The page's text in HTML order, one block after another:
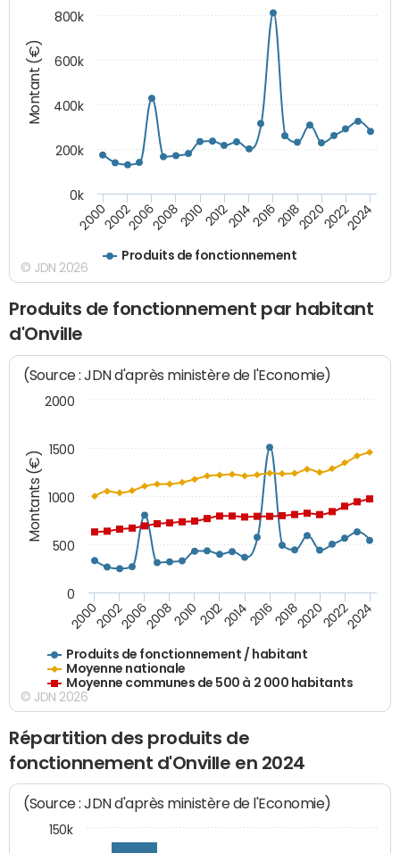
Montant (€)
Produits de fonctionnement
200020022006200820102012201420162018202020222024
0k
200k
400k
600k
800k
© JDN 2026
Produits de fonctionnement par habitant
d'Onville
Montants (€)
(Source : JDN d'après ministère de l'Economie)
Produits de fonctionnement / habitant
Moyenne nationale
Moyenne communes de 500 à 2 000 habitants
200020022006200820102012201420162018202020222024
0
500
1000
1500
2000
© JDN 2026
Répartition des produits de
fonctionnement d'Onville en 2024
(Source : JDN d'après ministère de l'Economie)
150k